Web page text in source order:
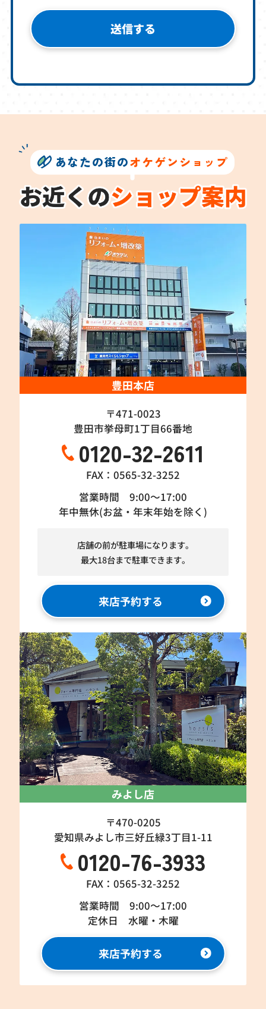
あなたの街のオケゲンショップ
豊田本店
〒471-0023
豊田市挙母町1丁目66番地
0120-32-2611
FAX：0565-32-3252
営業時間 9:00～17:00
年中無休(お盆・年末年始を除く)
店舗の前が駐車場になります。
最大18台まで駐車できます。
来店予約する
みよし店
〒470-0205
愛知県みよし市三好丘緑3丁目1-11
0120-76-3933
FAX：0565-32-3252
営業時間 9:00～17:00
定休日 水曜・木曜
来店予約する